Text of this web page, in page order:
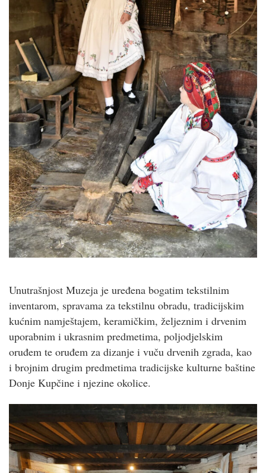
Unutrašnjost Muzeja je uređena bogatim tekstilnim
inventarom, spravama za tekstilnu obradu, tradicijskim
kućnim namještajem, keramičkim, željeznim i drvenim
uporabnim i ukrasnim predmetima, poljodjelskim
oruđem te oruđem za dizanje i vuču drvenih zgrada, kao
i brojnim drugim predmetima tradicijske kulturne baštine
Donje Kupčine i njezine okolice.